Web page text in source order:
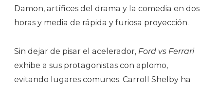
Damon, artífices del drama y la comedia en dos
horas y media de rápida y furiosa proyección.
Sin dejar de pisar el acelerador, Ford vs Ferrari
exhibe a sus protagonistas con aplomo,
evitando lugares comunes. Carroll Shelby ha